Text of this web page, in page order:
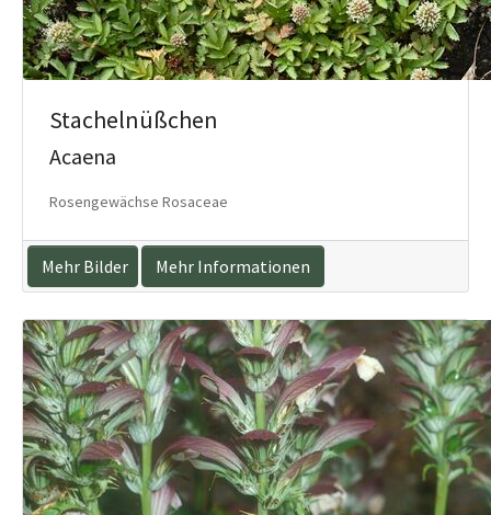
Stachelnüßchen
Acaena
Rosengewächse Rosaceae
Mehr Bilder Mehr Informationen